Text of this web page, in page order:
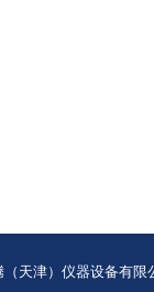
天津）仪器设备有限